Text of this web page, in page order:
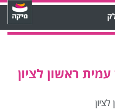
ראשון לציון